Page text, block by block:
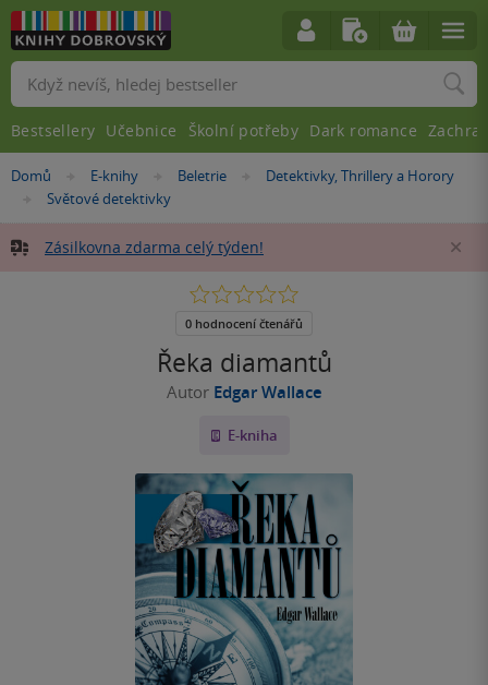
Nacházíte
Domů »E-knihy »Beletrie »
Detektivky, Thrillery a Horory
»
Světové detektivky
Zásilkovna zdarma celý týden!
Řeka diamantů
Autor Edgar Wallace
E-kniha
0.0
5
0 hodnocení čtenářů
Vyhledávání
Bestsellery Učebnice Školní potřeby Dark romance